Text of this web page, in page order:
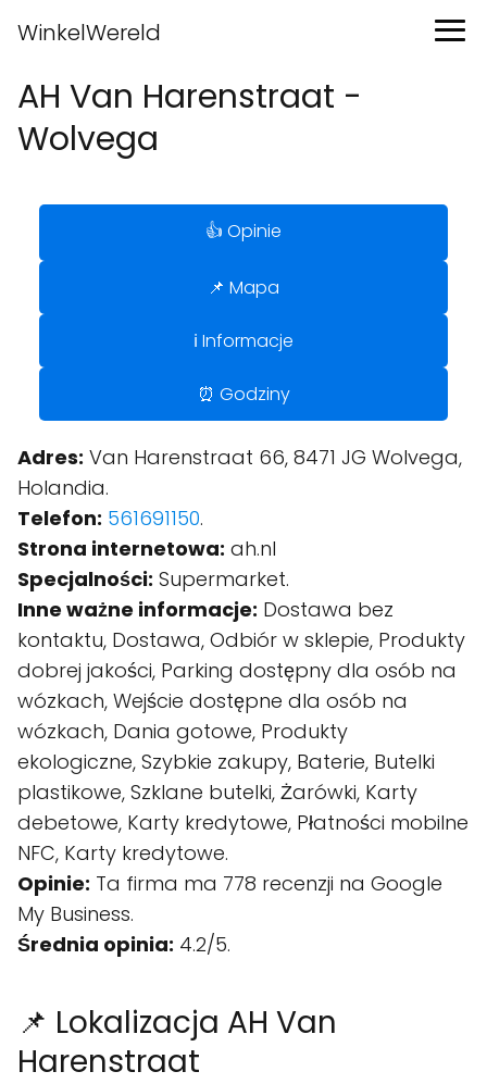
WinkelWereld
AH Van Harenstraat -
Wolvega
👍 Opinie
📌 Mapa
ℹ️ Informacje
⏰ Godziny
Adres: Van Harenstraat 66, 8471 JG Wolvega,
Holandia.
Telefon: 561691150.
Strona internetowa: ah.nl
Specjalności: Supermarket.
Inne ważne informacje: Dostawa bez
kontaktu, Dostawa, Odbiór w sklepie, Produkty
dobrej jakości, Parking dostępny dla osób na
wózkach, Wejście dostępne dla osób na
wózkach, Dania gotowe, Produkty
ekologiczne, Szybkie zakupy, Baterie, Butelki
plastikowe, Szklane butelki, Żarówki, Karty
debetowe, Karty kredytowe, Płatności mobilne
NFC, Karty kredytowe.
Opinie: Ta firma ma 778 recenzji na Google
My Business.
Średnia opinia: 4.2/5.
📌 Lokalizacja AH Van
Harenstraat